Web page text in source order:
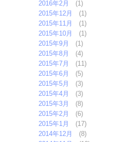
2016年2月
(1)
2015年12月
(1)
2015年11月
(1)
2015年10月
(1)
2015年9月
(1)
2015年8月
(4)
2015年7月
(11)
2015年6月
(5)
2015年5月
(3)
2015年4月
(3)
2015年3月
(8)
2015年2月
(6)
2015年1月
(17)
2014年12月
(8)